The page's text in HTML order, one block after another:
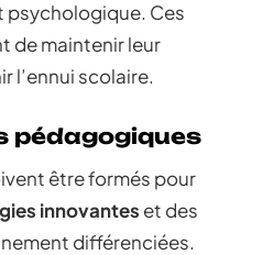
psychologique. Ces
de maintenir leur
l’ennui scolaire.
pédagogiques
être formés pour
innovantes et des
différenciées.